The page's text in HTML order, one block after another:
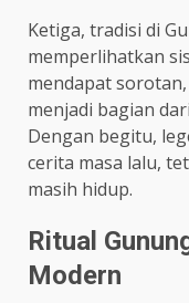
Ketiga, tradisi di
memperlihatkan
mendapat
menjadi bagian
Dengan begitu,
cerita masa lalu,
masih hidup.
Ritual
Modern